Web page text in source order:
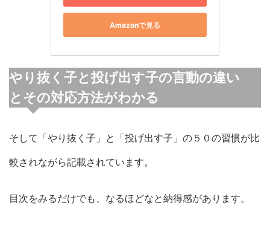
Amazonで見る
やり抜く子と投げ出す子の言動の違い
とその対応方法がわかる
そして「やり抜く子」と「投げ出す子」の５０の習慣が比
較されながら記載されています。
目次をみるだけでも、なるほどなと納得感があります。